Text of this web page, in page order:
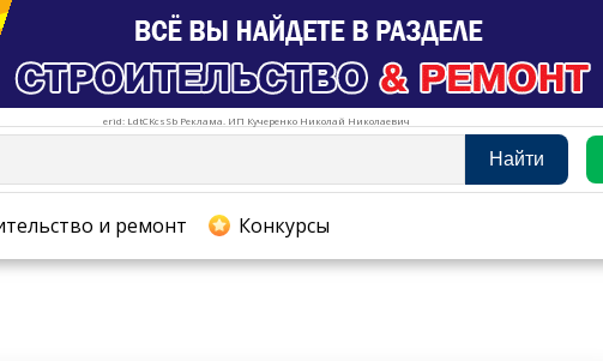
erid: LdtCKcsSb Реклама. ИП Кучеренко Николай Николаевич
Найти
и ремонт Конкурсы